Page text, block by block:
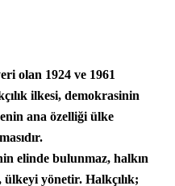
olan 1924 ve 1961
ilkesi, demokrasinin
ana özelliği ülke
elinde bulunmaz, halkın
ülkeyi yönetir. Halkçılık;